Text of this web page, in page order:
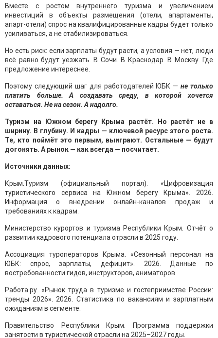
Вместе с ростом внутреннего туризма и увеличением
инвестиций в объекты размещения (отели, апартаменты,
апарт-отели) спрос на квалифицированные кадры будет только
усиливаться, а не стабилизироваться.
Но есть риск: если зарплаты будут расти, а условия — нет, люди
всё равно будут уезжать. В Сочи. В Краснодар. В Москву. Где
предложение интереснее.
Поэтому следующий шаг для работодателей ЮБК —не только
платить больше. А создавать среду, в которой хочется
оставаться. Не на сезон. А надолго.
Туризм на Южном берегу Крыма растёт. Но растёт не в
ширину. В глубину. И кадры — ключевой ресурс этого роста.
Те, кто поймёт это первым, выиграют. Остальные — будут
догонять. А рынок — как всегда — посчитает.
Источники данных:
Крым.Туризм (официальный портал). «Цифровизация
туристического сервиса на Южном берегу Крыма». 2026.
Информация о внедрении онлайн-каналов продаж и
требованиях к кадрам.
Министерство курортов и туризма Республики Крым. Отчёт о
развитии кадрового потенциала отрасли в 2025 году.
Ассоциация туроператоров Крыма. «Сезонный персонал на
ЮБК: спрос, зарплаты, дефицит». 2026. Данные по
востребованности гидов, инструкторов, аниматоров.
Работа.ру. «Рынок труда в туризме и гостеприимстве России:
тренды 2026». 2026. Статистика по вакансиям и зарплатным
ожиданиям в сегменте.
Правительство Республики Крым. Программа поддержки
занятости в туристической отрасли на 2025–2027 годы.